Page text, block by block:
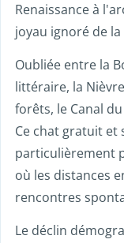
Renaissance à
joyau ignoré de
Oubliée entre la
littéraire, la
forêts, le Canal
Ce chat gratuit et
particulièrement
où les distances
rencontres
Le déclin